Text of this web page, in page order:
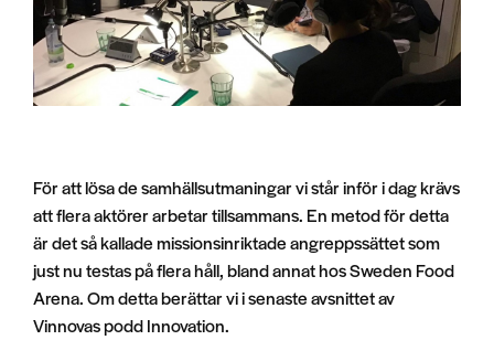
För att lösa de samhällsutmaningar vi står inför i dag krävs
att flera aktörer arbetar tillsammans. En metod för detta
är det så kallade missionsinriktade angreppssättet som
just nu testas på flera håll, bland annat hos Sweden Food
Arena. Om detta berättar vi i senaste avsnittet av
Vinnovas podd Innovation.